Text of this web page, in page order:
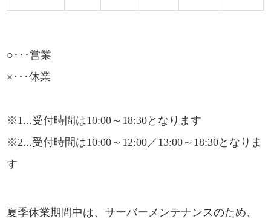
○･･･営業
×･･･休業
※1...受付時間は10:00～18:30となります
※2...受付時間は10:00～12:00／13:00～18:30となりま
す
夏季休業期間中は、サーバーメンテナンスのため、